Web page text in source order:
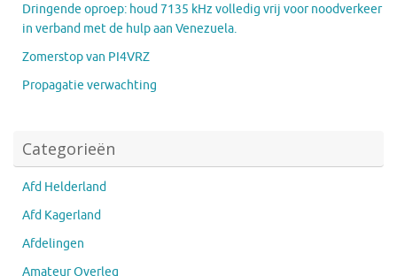
Dringende oproep: houd 7135 kHz volledig vrij voor noodverkeer
in verband met de hulp aan Venezuela.
Zomerstop van PI4VRZ
Propagatie verwachting
Categorieën
Afd Helderland
Afd Kagerland
Afdelingen
Amateur Overleg